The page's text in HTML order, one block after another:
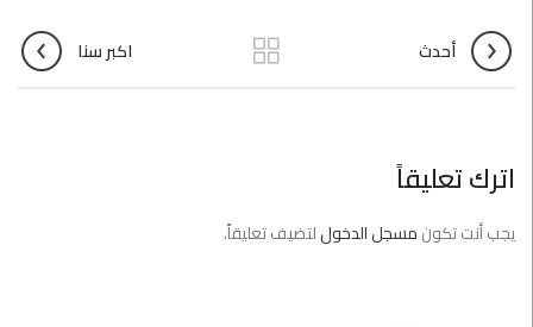
أحدث اكبر سنا
اترك تعليقاً
يجب أنت تكونمسجل الدخوللتضيف تعليقاً.